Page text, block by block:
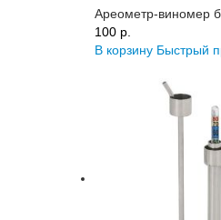
Ареометр-виномер
100 p.
В корзину Быстрый